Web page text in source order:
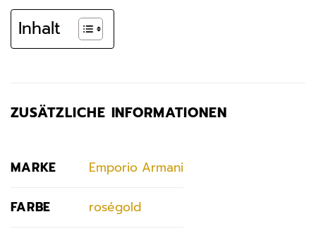
Inhalt
ZUSÄTZLICHE INFORMATIONEN
MARKE Emporio Armani
FARBE roségold